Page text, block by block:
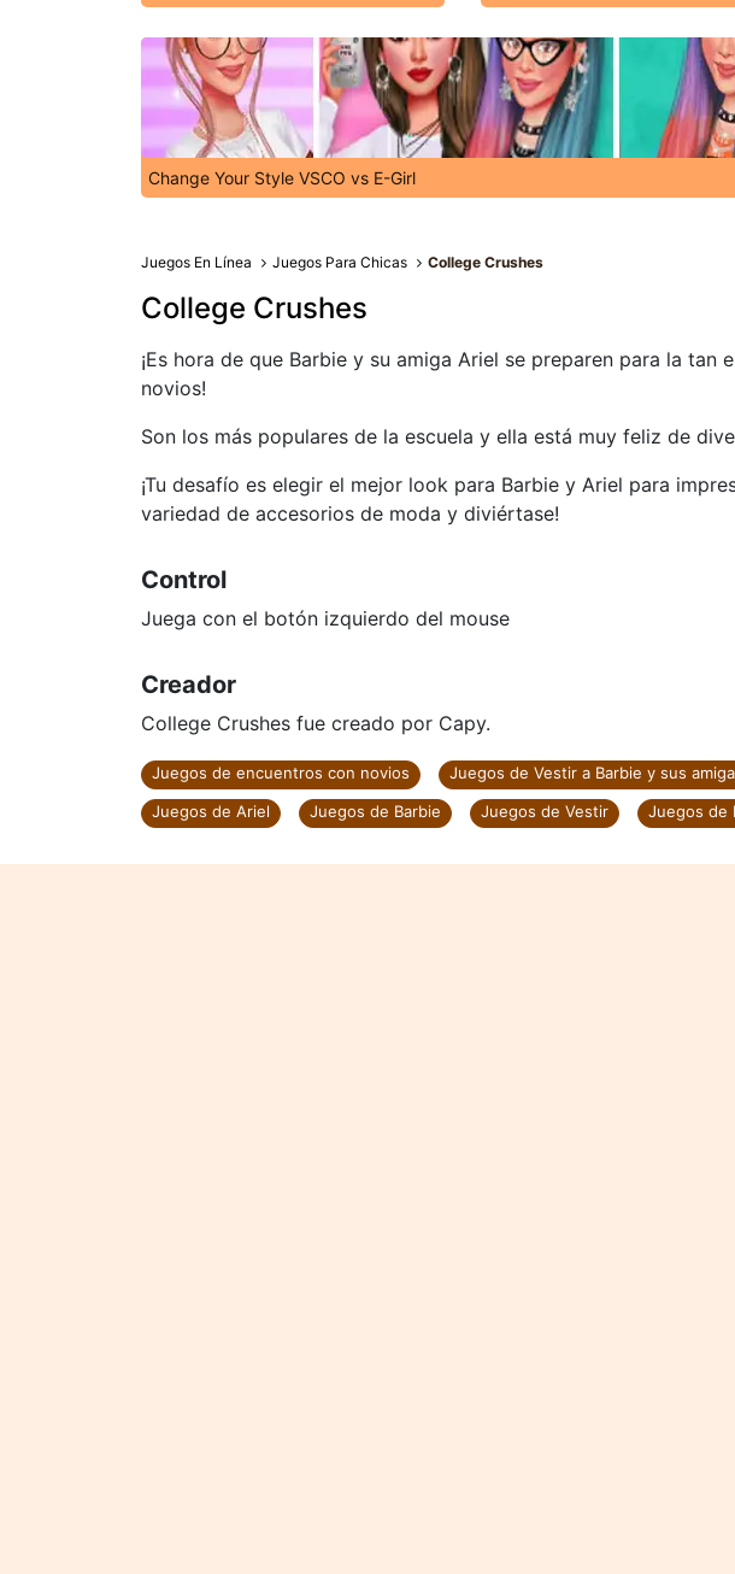
Change Your Style VSCO vs E-Girl
Juegos En Línea Juegos Para Chicas College Crushes
College Crushes
¡Es hora de que Barbie y su amiga Ariel se preparen para la tan
novios!
Son los más populares de la escuela y ella está muy feliz de
¡Tu desafío es elegir el mejor look para Barbie y Ariel para
variedad de accesorios de moda y diviértase!
Control
Juega con el botón izquierdo del mouse
Creador
College Crushes fue creado por Capy.
Juegos de encuentros con novios Juegos de Vestir a Barbie y sus
Juegos de Ariel
Juegos de Barbie Juegos de Vestir Juegos de